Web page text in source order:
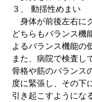
３、 動揺性めまい
身体が前後左右に
どちらもバランス機
よるバランス機能の
また、病院で検査し
骨格や筋のバランス
度に緊張し、その下
引き起こすようにな